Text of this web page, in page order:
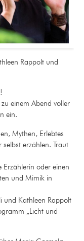
Rappolt und
einem Abend voller
ein.
Mythen, Erlebtes
erzählen. Traut
Erzählerin oder einen
und Mimik in
Kathleen Rappolt
„Licht und